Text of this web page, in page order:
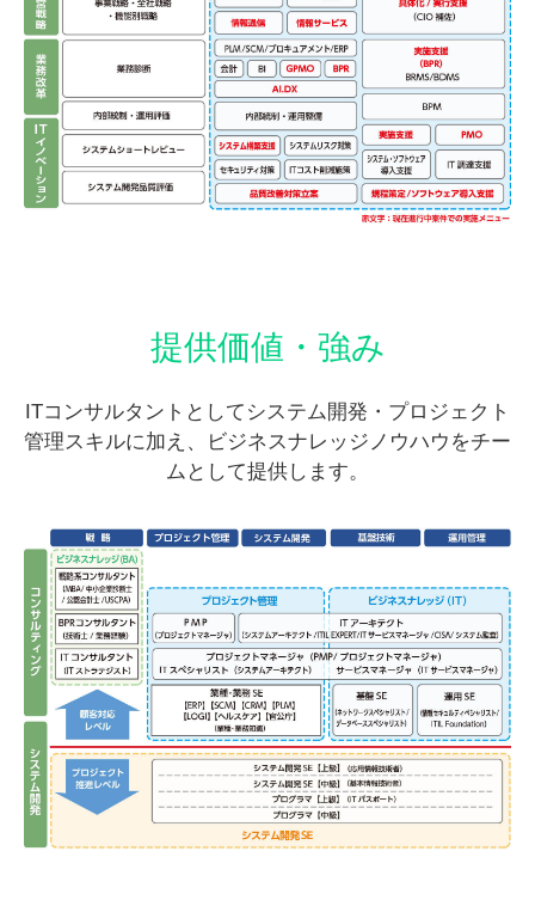
提供価値・強み
ITコンサルタントとしてシステム開発・プロジェクト
管理スキルに加え、
ビジネスナレッジノウハウをチー
ムとして提供します。